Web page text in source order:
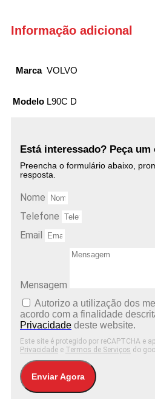
Informação adicional
Marca VOLVO
Modelo L90C D
Está interessado? Peça um
Preencha o formulário abaixo,
resposta.
Nome
Telefone
Email
Mensagem
Autorizo ​​a utilização dos
acordo com a finalidade
Privacidade deste website.
Este site é protegido por reCAPTCHA e
Privacidade e Termos de Serviços do
Enviar Agora